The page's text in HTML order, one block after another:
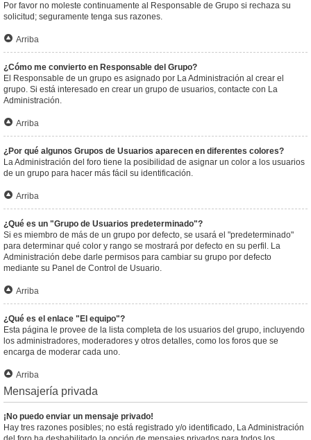
Por favor no moleste continuamente al Responsable de Grupo si rechaza su
solicitud; seguramente tenga sus razones.
Arriba
¿Cómo me convierto en Responsable del Grupo?
El Responsable de un grupo es asignado por La Administración al crear el
grupo. Si está interesado en crear un grupo de usuarios, contacte con La
Administración.
Arriba
¿Por qué algunos Grupos de Usuarios aparecen en diferentes colores?
La Administración del foro tiene la posibilidad de asignar un color a los usuarios
de un grupo para hacer más fácil su identificación.
Arriba
¿Qué es un "Grupo de Usuarios predeterminado"?
Si es miembro de más de un grupo por defecto, se usará el "predeterminado"
para determinar qué color y rango se mostrará por defecto en su perfil. La
Administración debe darle permisos para cambiar su grupo por defecto
mediante su Panel de Control de Usuario.
Arriba
¿Qué es el enlace "El equipo"?
Esta página le provee de la lista completa de los usuarios del grupo, incluyendo
los administradores, moderadores y otros detalles, como los foros que se
encarga de moderar cada uno.
Arriba
Mensajería privada
¡No puedo enviar un mensaje privado!
Hay tres razones posibles; no está registrado y/o identificado, La Administración